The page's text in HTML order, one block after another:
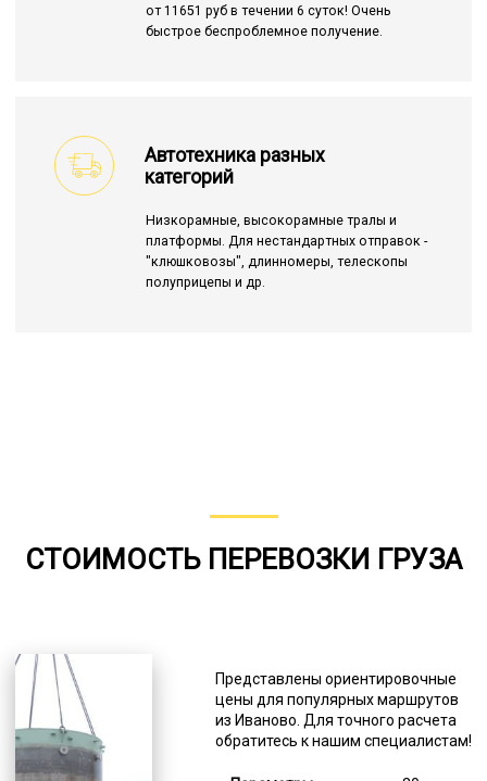
от 11651 руб в течении 6 суток! Очень
быстрое беспроблемное получение.
Автотехника разных
категорий
Низкорамные, высокорамные тралы и
платформы. Для нестандартных отправок -
"клюшковозы", длинномеры, телескопы
полуприцепы и др.
СТОИМОСТЬ ПЕРЕВОЗКИ ГРУЗА
Представлены ориентировочные
цены для популярных маршрутов
из Иваново. Для точного расчета
обратитесь к нашим специалистам!